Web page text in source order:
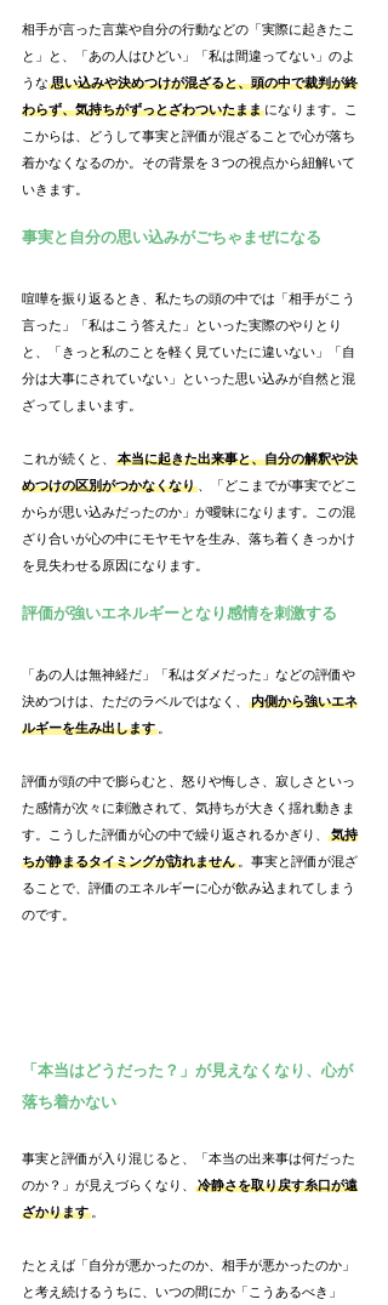
相手が言った言葉や自分の行動などの「実際に起きたこ
と」と、「あの人はひどい」「私は間違ってない」のよ
うな 思い込みや決めつけが混ざると、頭の中で裁判が終
わらず、気持ちがずっとざわついたまま になります。こ
こからは、どうして事実と評価が混ざることで心が落ち
着かなくなるのか。その背景を３つの視点から紐解いて
いきます。
事実と自分の思い込みがごちゃまぜになる
喧嘩を振り返るとき、私たちの頭の中では「相手がこう
言った」「私はこう答えた」といった実際のやりとり
と、「きっと私のことを軽く見ていたに違いない」「自
分は大事にされていない」といった思い込みが自然と混
ざってしまいます。
これが続くと、
本当に起きた出来事と、自分の解釈や決
めつけの区別がつかなくなり
、「どこまでが事実でどこ
からが思い込みだったのか」が曖昧になります。この混
ざり合いが心の中にモヤモヤを生み、落ち着くきっかけ
を見失わせる原因になります。
評価が強いエネルギーとなり感情を刺激する
「あの人は無神経だ」「私はダメだった」などの評価や
決めつけは、ただのラベルではなく、
内側から強いエネ
ルギーを生み出します 。
評価が頭の中で膨らむと、怒りや悔しさ、寂しさといっ
た感情が次々に刺激されて、気持ちが大きく揺れ動きま
す。こうした評価が心の中で繰り返されるかぎり、
気持
ちが静まるタイミングが訪れません 。事実と評価が混ざ
ることで、評価のエネルギーに心が飲み込まれてしまう
のです。
「本当はどうだった？」が見えなくなり、心が
落ち着かない
事実と評価が入り混じると、「本当の出来事は何だった
のか？」が見えづらくなり、
冷静さを取り戻す糸口が遠
ざかります 。
たとえば「自分が悪かったのか、相手が悪かったのか」
と考え続けるうちに、いつの間にか「こうあるべき」